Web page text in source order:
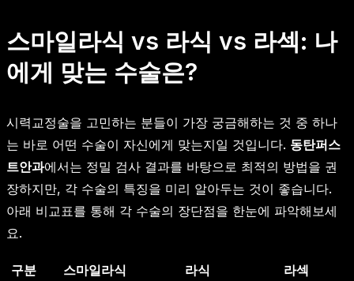
스마일라식 vs 라식 vs 라섹: 나
에게 맞는 수술은?
시력교정술을 고민하는 분들이 가장 궁금해하는 것 중 하나
는 바로 어떤 수술이 자신에게 맞는지일 것입니다. 동탄퍼스
트안과에서는 정밀 검사 결과를 바탕으로 최적의 방법을 권
장하지만, 각 수술의 특징을 미리 알아두는 것이 좋습니다.
아래 비교표를 통해 각 수술의 장단점을 한눈에 파악해보세
요.
구분 스마일라식 라식
라섹